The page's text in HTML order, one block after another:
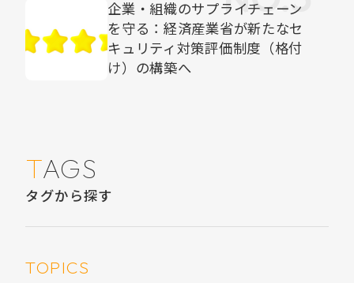
企業・組織のサプライチェーン
を守る：経済産業省が新たなセ
キュリティ対策評価制度（格付
け）の構築へ
TAGS
タグから探す
TOPICS